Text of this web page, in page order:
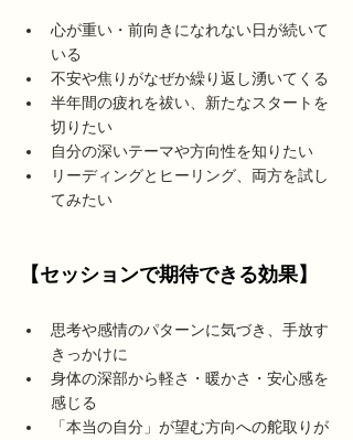
心が重い・前向きになれない日が続いて
いる
不安や焦りがなぜか繰り返し湧いてくる
半年間の疲れを祓い、新たなスタートを
切りたい
自分の深いテーマや方向性を知りたい
リーディングとヒーリング、両方を試し
てみたい
【セッションで期待できる効果】
思考や感情のパターンに気づき、手放す
きっかけに
身体の深部から軽さ・暖かさ・安心感を
感じる
「本当の自分」が望む方向への舵取りが